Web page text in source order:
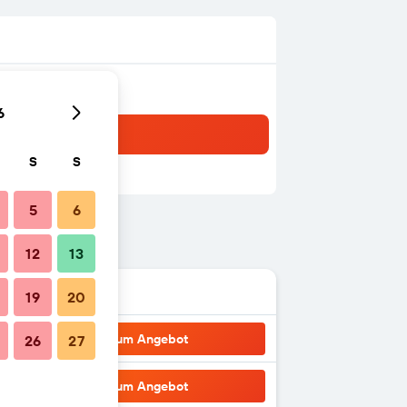
Zum Angebot
Zum Angebot
S S
5 6
12 13
19 20
26 27